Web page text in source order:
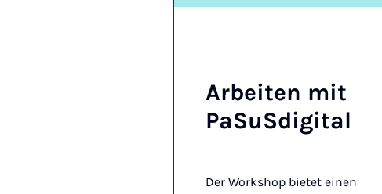
Ar­bei­ten mit
Pa­SuS­di­gi­tal
Der Workshop bietet einen